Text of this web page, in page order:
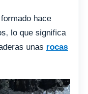
hace
lo que significa
unas rocas